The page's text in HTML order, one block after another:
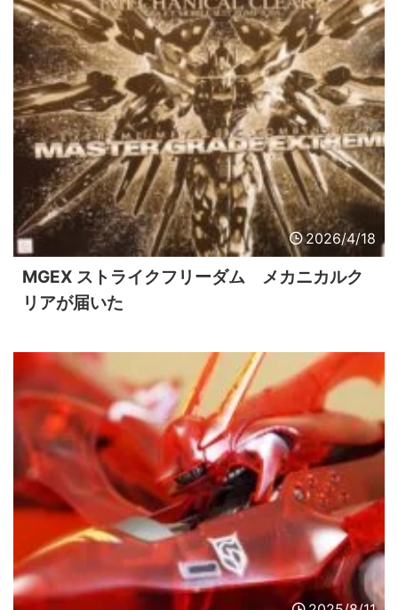
2026/4/18
MGEX ストライクフリーダム メカニカルク
リアが届いた